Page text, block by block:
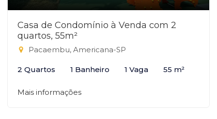
Casa de Condomínio à Venda com 2
quartos, 55m²
Pacaembu, Americana-SP
2 Quartos 1 Banheiro 1 Vaga 55 m²
Mais informações